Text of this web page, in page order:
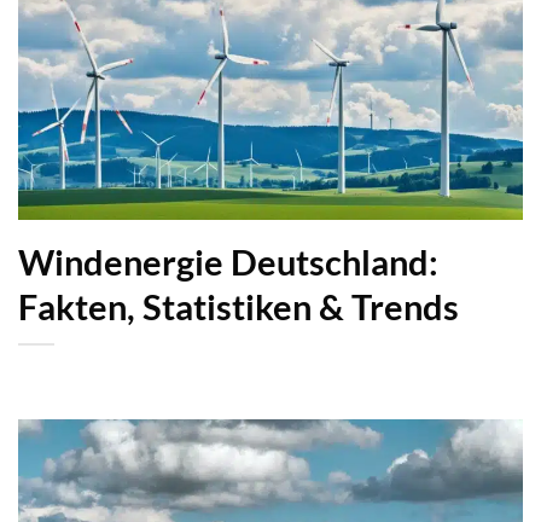
Windenergie Deutschland:
Fakten, Statistiken & Trends